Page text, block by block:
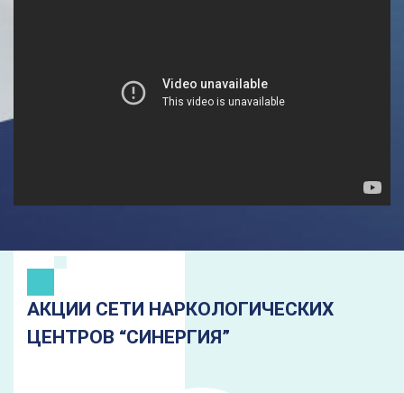
АКЦИИ СЕТИ НАРКОЛОГИЧЕСКИХ
ЦЕНТРОВ “СИНЕРГИЯ”